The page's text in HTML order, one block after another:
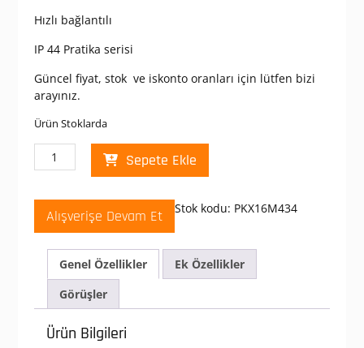
Hızlı bağlantılı
IP 44 Pratika serisi
Güncel fiyat, stok ve iskonto oranları için lütfen bizi
arayınız.
Ürün Stoklarda
Schneider
PKX16M434
380-
415
V
AC
4x16A
Trifaze
IP44
Hızlı
Sepete Ekle
Alışverişe Devam Et Stok kodu: PKX16M434
Genel Özellikler
Ek Özellikler
Görüşler
Ürün Bilgileri